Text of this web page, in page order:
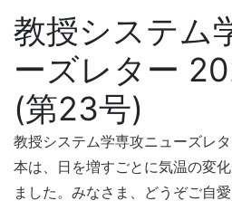
教授システム
ーズレター
(第23号)
教授システム学専攻ニューズレ
本は、日を増すごとに気温の変
ました。みなさま、どうぞご自愛